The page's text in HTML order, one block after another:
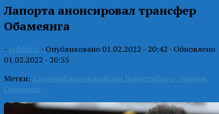
Лапорта анонсировал трансфер
Обамеянга
- publizist · Опубликовано 01.02.2022 - 20:42 · Обновлено
01.02.2022 - 20:55
Метки: АрсеналБарселонаЖоан ЛапортаПьер-Эмерик
Обамеянг